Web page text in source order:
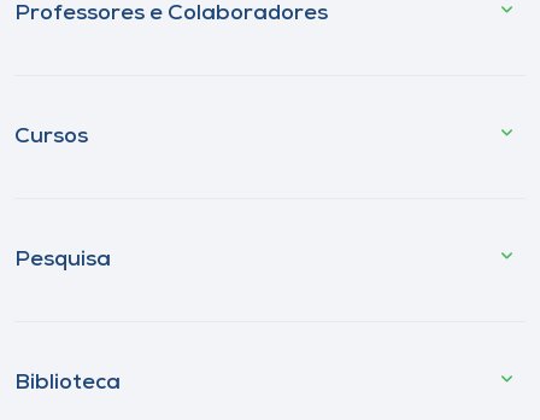
Professores e Colaboradores
Cursos
Pesquisa
Biblioteca